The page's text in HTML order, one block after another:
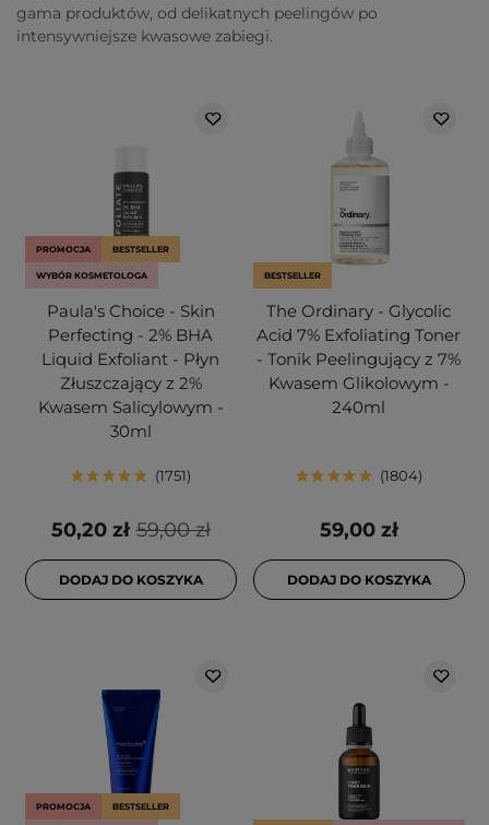
gama produktów, od delikatnych peelingów po
intensywniejsze kwasowe zabiegi.
PROMOCJA BESTSELLER
WYBÓR KOSMETOLOGA
Paula's Choice - Skin
Perfecting - 2% BHA
Liquid Exfoliant - Płyn
Złuszczający z 2%
Kwasem Salicylowym -
30ml
1751
59,00 zł
50,20 zł
DODAJ DO KOSZYKA
BESTSELLER
The Ordinary - Glycolic
Acid 7% Exfoliating Toner
- Tonik Peelingujący z 7%
Kwasem Glikolowym -
240ml
1804
59,00 zł
DODAJ DO KOSZYKA
PROMOCJA BESTSELLER